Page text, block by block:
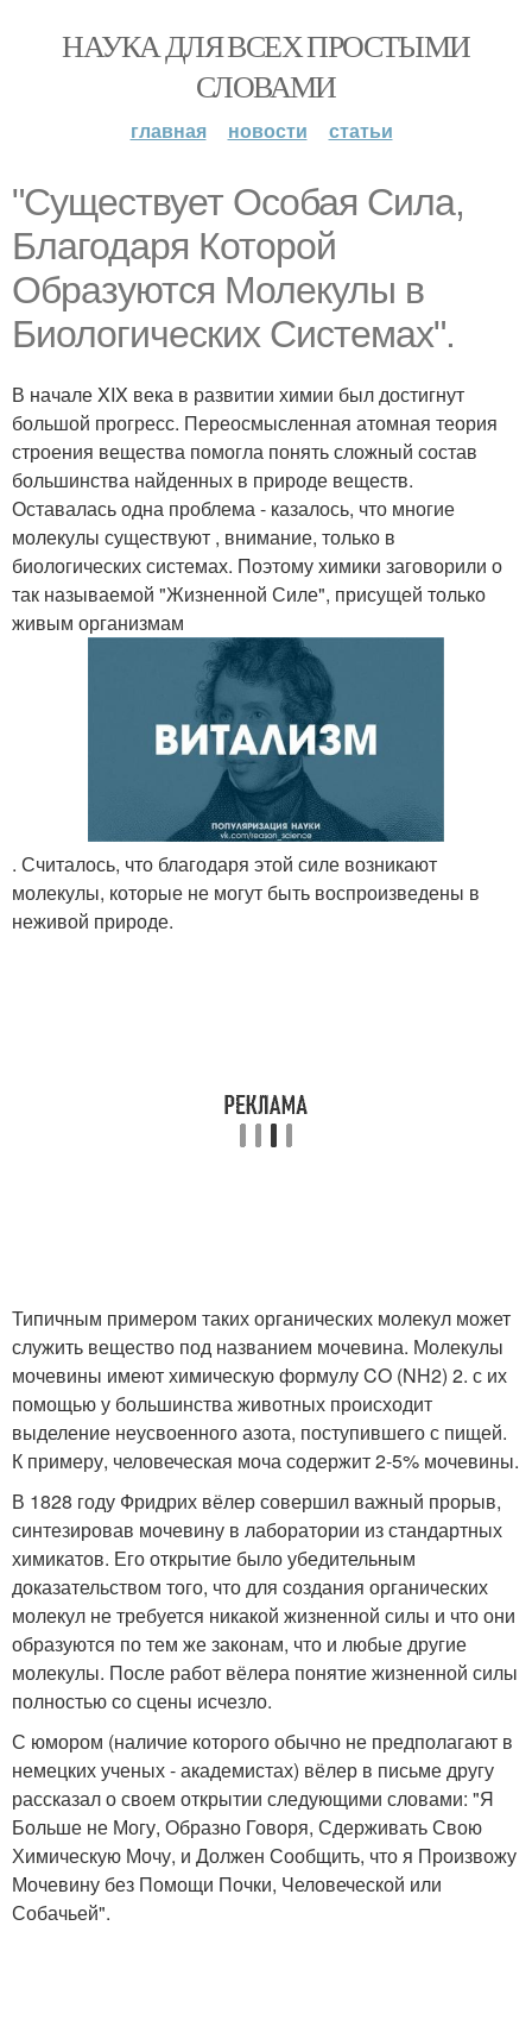
НАУКА ДЛЯ ВСЕХ ПРОСТЫМИ
СЛОВАМИ
главная новости статьи
"Существует Особая Сила,
Благодаря Которой
Образуются Молекулы в
Биологических Системах".
В начале XIX века в развитии химии был достигнут
большой прогресс. Переосмысленная атомная теория
строения вещества помогла понять сложный состав
большинства найденных в природе веществ.
Оставалась одна проблема - казалось, что многие
молекулы существуют , внимание, только в
биологических системах. Поэтому химики заговорили о
так называемой "Жизненной Силе", присущей только
живым организмам
. Считалось, что благодаря этой силе возникают
молекулы, которые не могут быть воспроизведены в
неживой природе.
Типичным примером таких органических молекул может
служить вещество под названием мочевина. Молекулы
мочевины имеют химическую формулу CO (NH2) 2. с их
помощью у большинства животных происходит
выделение неусвоенного азота, поступившего с пищей.
К примеру, человеческая моча содержит 2-5% мочевины.
В 1828 году Фридрих вёлер совершил важный прорыв,
синтезировав мочевину в лаборатории из стандартных
химикатов. Его открытие было убедительным
доказательством того, что для создания органических
молекул не требуется никакой жизненной силы и что они
образуются по тем же законам, что и любые другие
молекулы. После работ вёлера понятие жизненной силы
полностью со сцены исчезло.
С юмором (наличие которого обычно не предполагают в
немецких ученых - академистах) вёлер в письме другу
рассказал о своем открытии следующими словами: "Я
Больше не Могу, Образно Говоря, Сдерживать Свою
Химическую Мочу, и Должен Сообщить, что я Произвожу
Мочевину без Помощи Почки, Человеческой или
Собачьей".